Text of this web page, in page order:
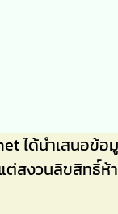
ได้นำเสนอข้
ต่สงวนลิขสิทธิ์